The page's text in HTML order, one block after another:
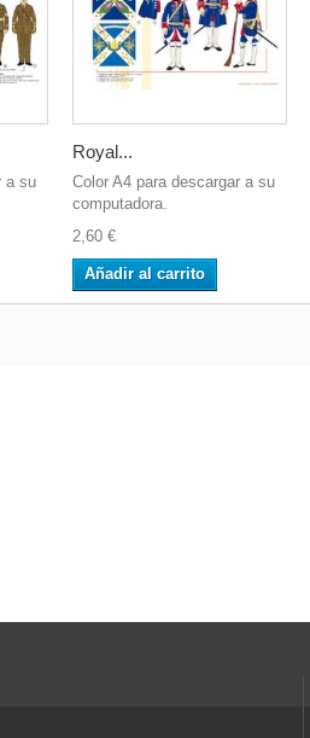
a su
Royal...
Color A4 para descargar a su
computadora.
2,60 €
Añadir al carrito